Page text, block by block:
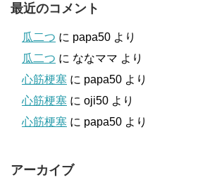
最近のコメント
瓜二つ に papa50 より
瓜二つ に ななママ より
心筋梗塞 に papa50 より
心筋梗塞 に oji50 より
心筋梗塞 に papa50 より
アーカイブ